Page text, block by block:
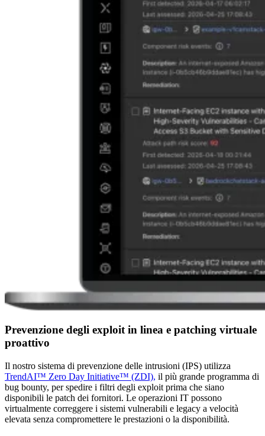
Prevenzione degli exploit in linea e patching virtuale
proattivo
Il nostro sistema di prevenzione delle intrusioni (IPS) utilizza
TrendAI™ Zero Day Initiative™ (ZDI), il più grande programma di
bug bounty, per spedire i filtri degli exploit prima che siano
disponibili le patch dei fornitori. Le operazioni IT possono
virtualmente correggere i sistemi vulnerabili e legacy a velocità
elevata senza compromettere le prestazioni o la disponibilità.